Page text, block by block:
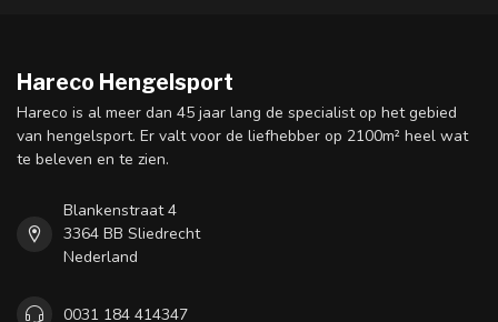
Hareco Hengelsport
Hareco is al meer dan 45 jaar lang de specialist op het gebied
van hengelsport. Er valt voor de liefhebber op 2100m² heel wat
te beleven en te zien.
Blankenstraat 4
3364 BB Sliedrecht
Nederland
0031 184 414347